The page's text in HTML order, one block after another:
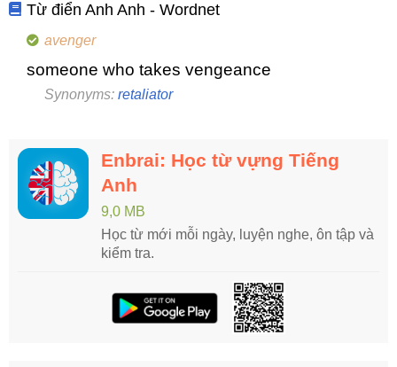
Từ điển Anh Anh - Wordnet
avenger
someone who takes vengeance
Synonyms: retaliator
Enbrai: Học từ vựng Tiếng
Anh
9,0 MB
Học từ mới mỗi ngày, luyện nghe, ôn tập và
kiểm tra.